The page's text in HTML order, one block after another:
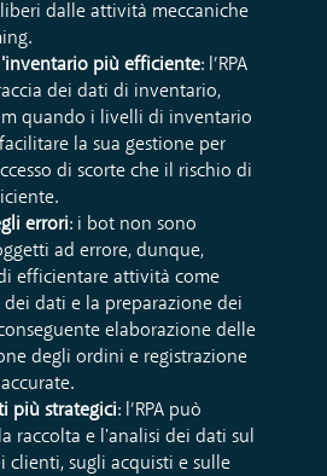
dalle attività meccaniche
più efficiente: l’RPA
dei dati di inventario,
quando i livelli di inventario
la sua gestione per
di scorte che il rischio di
errori: i bot non sono
ad errore, dunque,
efficientare attività come
dati e la preparazione dei
elaborazione delle
degli ordini e registrazione
più strategici: l’RPA può
raccolta e l'analisi dei dati sul
clienti, sugli acquisti e sulle